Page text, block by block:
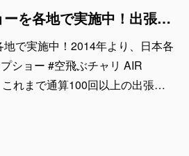
AIR TRICK SHOW のショーを各地で実施中！出張依頼受付中！
で実施中！2014年より、日本各
ショー #空飛ぶチャリ AIR
れまで通算100回以上の出張…